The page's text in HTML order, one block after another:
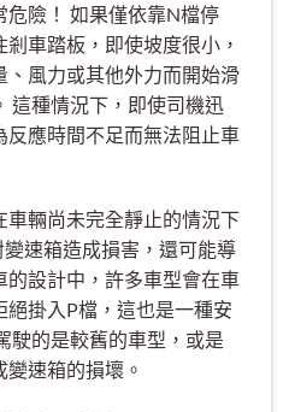
險！ 如果僅依靠N檔停
車踏板，即使坡度很小，
、風力或其他外力而開始滑
這種情況下，即使司機迅
應時間不足而無法阻止車
車輛尚未完全靜止的情況下
速箱造成損害，還可能導
設計中，許多車型會在車
掛入P檔，這也是一種安
駛的是較舊的車型，或是
速箱的損壞。